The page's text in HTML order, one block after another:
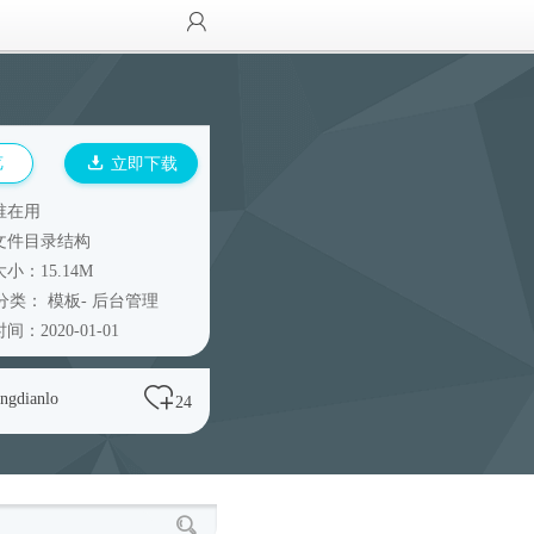
立即下载
在用
件目录结构
小：15.14M
类： 模板- 后台管理
间：2020-01-01
24